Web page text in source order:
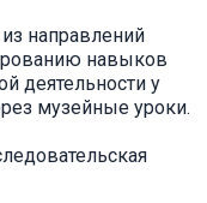
направлений
навыков
деятельности у
музейные уроки.